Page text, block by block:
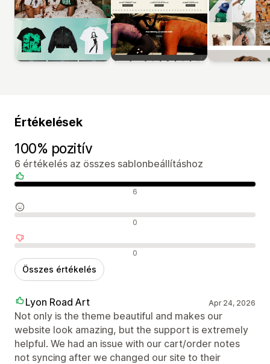
Értékelések
100% pozitív
6 értékelés az összes sablonbeállításhoz
Pozitív értékelések 6
Semleges értékelések 0
Negatív értékelések 0
Összes értékelés
Lyon Road Art Apr 24, 2026
Not only is the theme beautiful and makes our
website look amazing, but the support is extremely
helpful. We had an issue with our cart/order notes
not syncing after we changed our site to their